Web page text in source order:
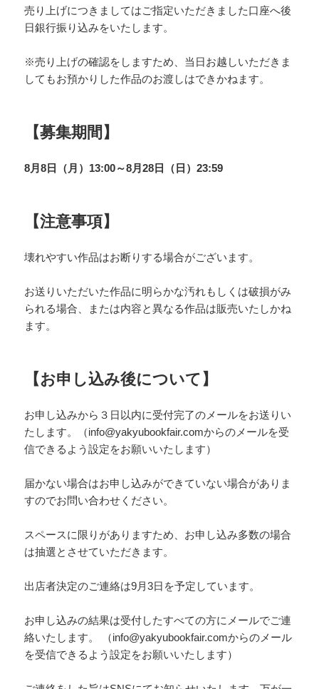
売り上げにつきましてはご指定いただきました口座へ後
日銀行振り込みをいたします。
※売り上げの確認をしますため、当日お越しいただきま
してもお預かりした作品のお渡しはできかねます。
【募集期間】
8月8日（月）13:00～8月28日（日）23:59
【注意事項】
壊れやすい作品はお断りする場合がございます。
お送りいただいた作品に明らかな汚れもしくは破損がみ
られる場合、または内容と異なる作品は販売いたしかね
ます。
【お申し込み後について】
お申し込みから３日以内に受付完了のメールをお送りい
たします。（info@yakyubookfair.comからのメールを受
信できるよう設定をお願いいたします）
届かない場合はお申し込みができていない場合がありま
すのでお問い合わせください。
スペースに限りがありますため、お申し込み多数の場合
は抽選とさせていただきます。
出店者決定のご連絡は9月3日を予定しています。
お申し込みの結果は受付したすべての方にメールでご連
絡いたします。 （info@yakyubookfair.comからのメール
を受信できるよう設定をお願いいたします）